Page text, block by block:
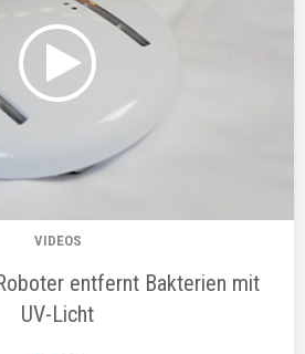
VIDEOS
entfernt Bakterien mit
UV-Licht